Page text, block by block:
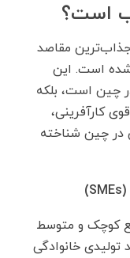
است؟
جذاب‌ترین مقاصد
شده است. این
چین است، بلکه
کارآفرینی،
در چین شناخته
(
SMEs
)
کوچک و متوسط
خانوادگی